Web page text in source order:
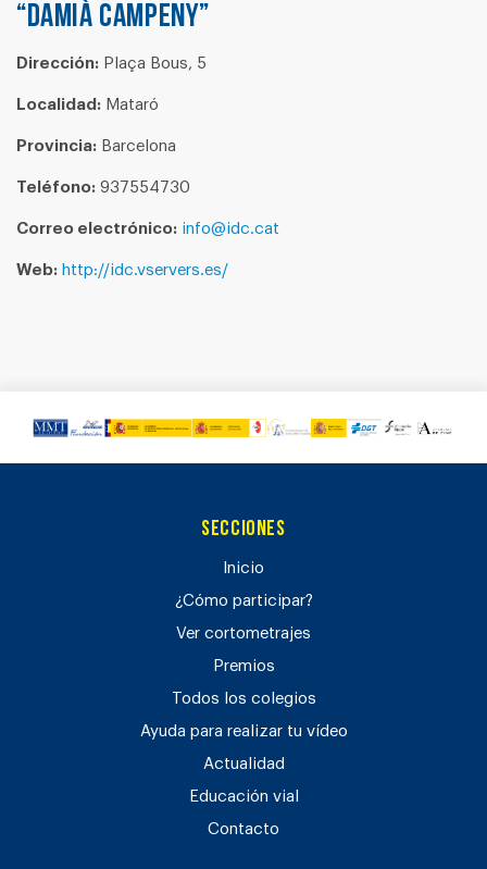
“DAMIÀ CAMPENY”
Dirección: Plaça Bous, 5
Localidad: Mataró
Provincia: Barcelona
Teléfono: 937554730
Correo electrónico: info@idc.cat
Web: http://idc.vservers.es/
Secciones
Inicio
¿Cómo participar?
Ver cortometrajes
Premios
Todos los colegios
Ayuda para realizar tu vídeo
Actualidad
Educación vial
Contacto